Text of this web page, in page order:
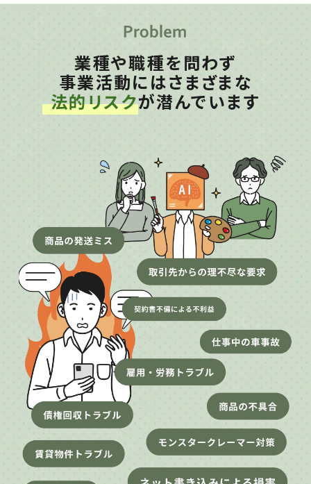
業種や職種を問わず
事業活動にはさまざまな
法的リスクが潜んでいます